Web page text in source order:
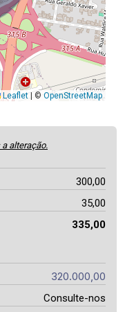
Leaflet | © OpenStreetMap
alteração.
300,00
35,00
335,00
320.000,00
Consulte-nos